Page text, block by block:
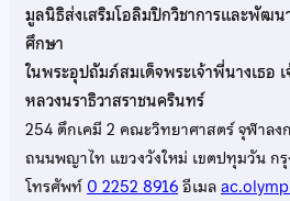
มูลนิธิส่งเสริมโอลิมปิกวิชาการและพัฒน
ศึกษา
ในพระอุปถัมภ์สมเด็จพระเจ้าพี่นางเธอ
หลวงนราธิวาสราชนครินทร์
254 ตึกเคมี 2 คณะวิทยาศาสตร์ จุฬาล
ถนนพญาไท แขวงวังใหม่ เขตปทุมวัน ก
โทรศัพท์0 2252 8916อีเมล